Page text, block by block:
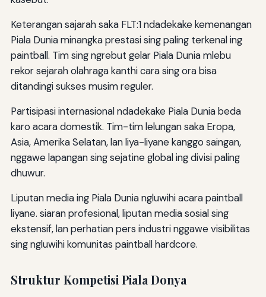
Keterangan sajarah saka FLT:1 ndadekake kemenangan
Piala Dunia minangka prestasi sing paling terkenal ing
paintball. Tim sing ngrebut gelar Piala Dunia mlebu
rekor sejarah olahraga kanthi cara sing ora bisa
ditandingi sukses musim reguler.
Partisipasi internasional ndadekake Piala Dunia beda
karo acara domestik. Tim-tim lelungan saka Eropa,
Asia, Amerika Selatan, lan liya-liyane kanggo saingan,
nggawe lapangan sing sejatine global ing divisi paling
dhuwur.
Liputan media ing Piala Dunia ngluwihi acara paintball
liyane. siaran profesional, liputan media sosial sing
ekstensif, lan perhatian pers industri nggawe visibilitas
sing ngluwihi komunitas paintball hardcore.
Struktur Kompetisi Piala Donya